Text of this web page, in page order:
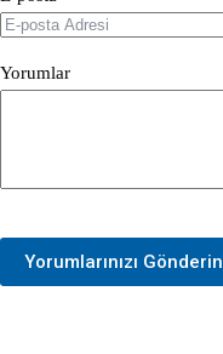
Yorumlar
Yorumlarınızı Gönderin